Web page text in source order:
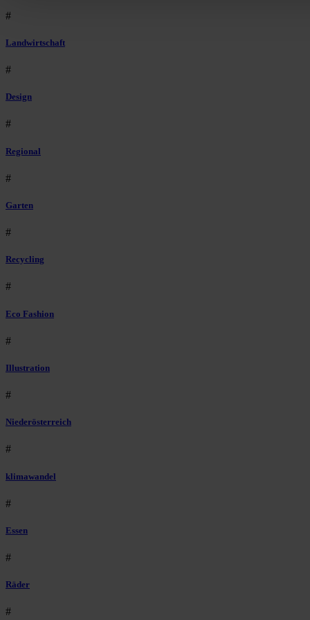
#
Landwirtschaft
#
Design
#
Regional
#
Garten
#
Recycling
#
Eco Fashion
#
Illustration
#
Niederösterreich
#
klimawandel
#
Essen
#
Räder
#